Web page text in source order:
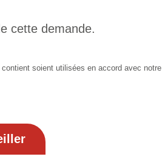
cette demande.
soient utilisées en accord avec notre